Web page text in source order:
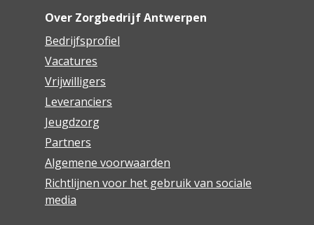
Over Zorgbedrijf Antwerpen
Bedrijfsprofiel
Vacatures
Vrijwilligers
Leveranciers
Jeugdzorg
Partners
Algemene voorwaarden
Richtlijnen voor het gebruik van sociale
media